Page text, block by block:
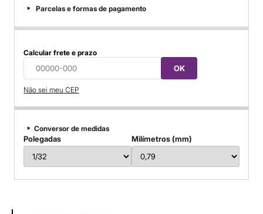
Parcelas e formas de pagamento
Calcular frete e prazo
OK
Não sei meu CEP
Conversor de medidas
Polegadas Milímetros (mm)